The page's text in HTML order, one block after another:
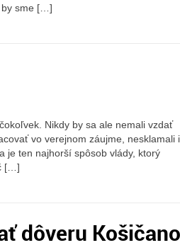
by sme […]
Nikdy by sa ale nemali vzdať
vo verejnom záujme, nesklamali
je ten najhorší spôsob vlády, ktorý
[…]
dôveru